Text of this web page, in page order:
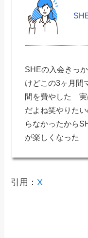
SHEの入会きっ
けどこの3ヶ月間
間を費やした 実
だよね笑やりた
らなかったから
が楽しくなった
引用：X